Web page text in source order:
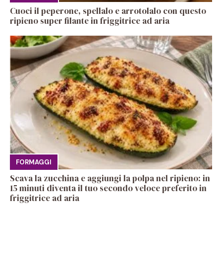
Cuoci il peperone, spellalo e arrotolalo con questo
ripieno super filante in friggitrice ad aria
FORMAGGI
Scava la zucchina e aggiungi la polpa nel ripieno: in
15 minuti diventa il tuo secondo veloce preferito in
friggitrice ad aria